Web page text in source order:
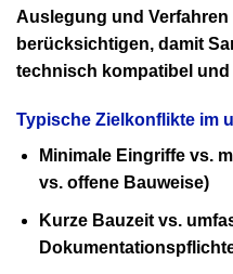
Auslegung und
berücksichtigen, damit
technisch kompatibel
Typische Zielkonflikte im
Minimale Eingriffevs.
vs. offene Bauweise)
Kurze Bauzeitvs.